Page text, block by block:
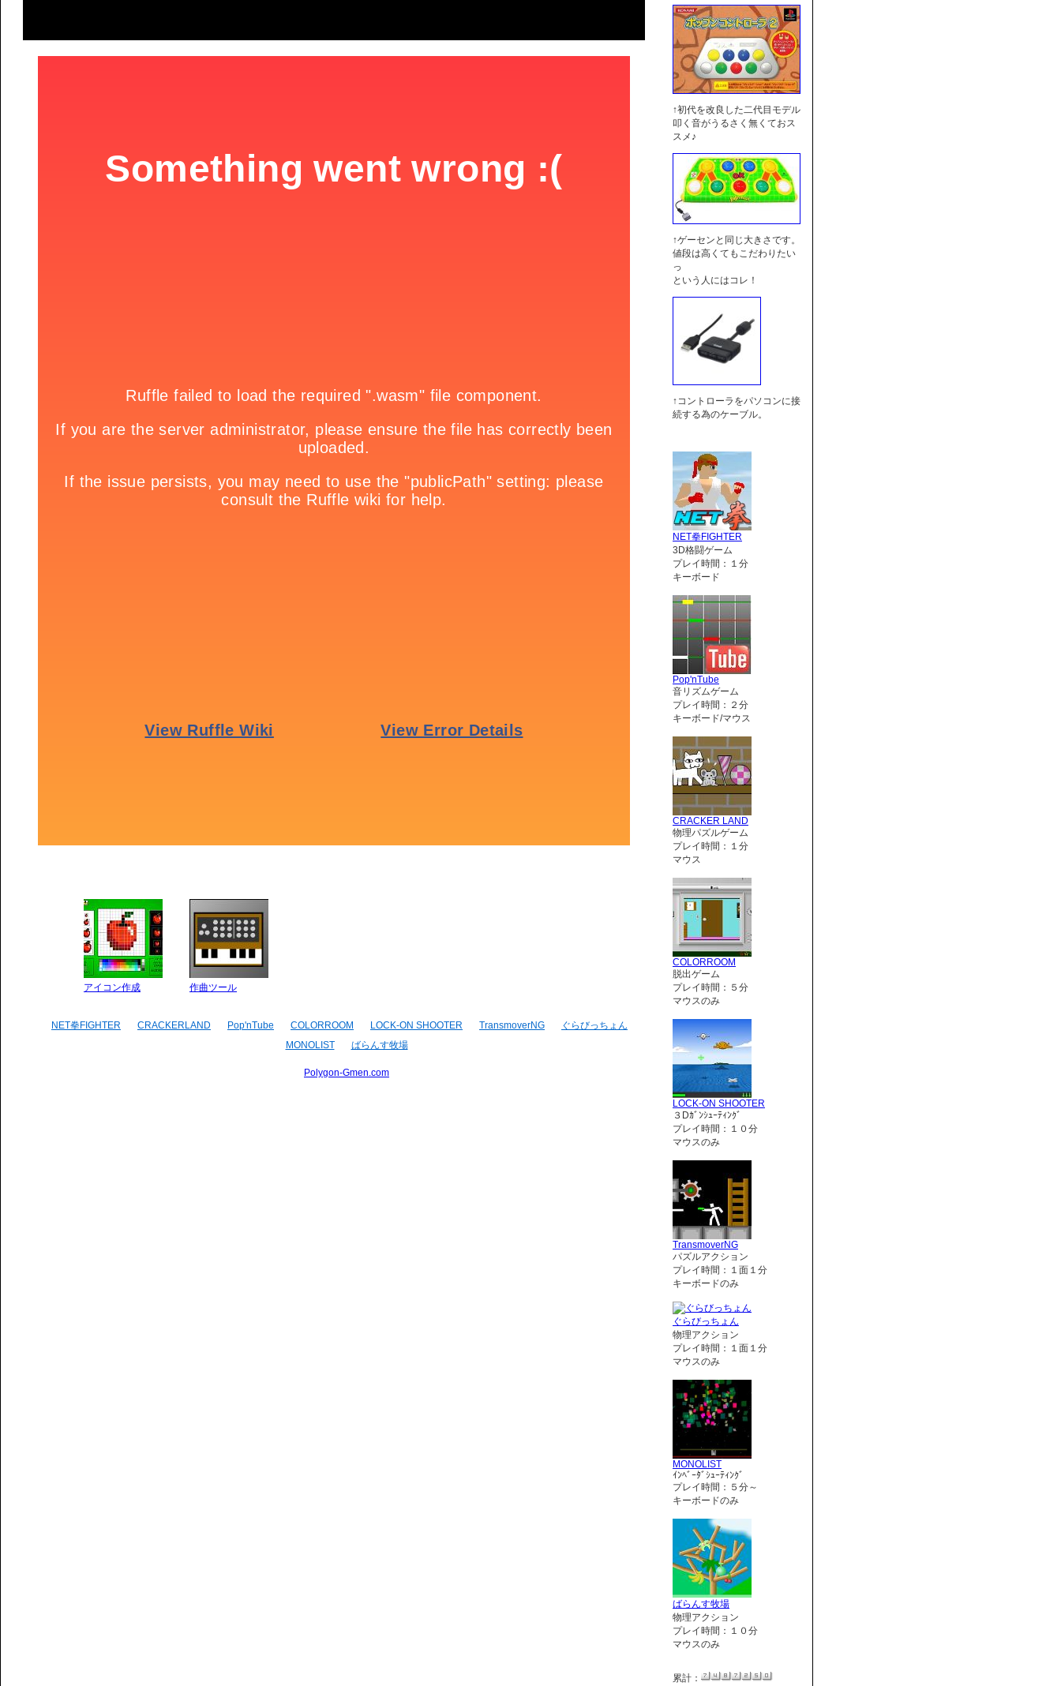
アイコン作成 作曲ツール
NET拳FIGHTER CRACKERLAND Pop'nTube COLORROOM LOCK-ON SHOOTER TransmoverNG
ぐらびっちょん
MONOLIST
ばらんす牧場
Polygon-Gmen.com
↑初代を改良した二代目モデル
叩く音がうるさく無くておス
スメ♪
↑ゲーセンと同じ大きさです。
値段は高くてもこだわりたい
っ
という人にはコレ！
↑コントローラをパソコンに接
続する為のケーブル。
NET拳FIGHTER
3D格闘ゲーム
プレイ時間：１分
キーボード
Pop'nTube
音リズムゲーム
プレイ時間：２分
キーボード/マウス
CRACKER LAND
物理パズルゲーム
プレイ時間：１分
マウス
COLORROOM
脱出ゲーム
プレイ時間：５分
マウスのみ
LOCK-ON SHOOTER
３Dｶﾞﾝｼｭｰﾃｨﾝｸﾞ
プレイ時間：１０分
マウスのみ
TransmoverNG
パズルアクション
プレイ時間：１面１分
キーボードのみ
ぐらびっちょん
物理アクション
プレイ時間：１面１分
マウスのみ
MONOLIST
ｲﾝﾍﾞｰﾀﾞｼｭｰﾃｨﾝｸﾞ
プレイ時間：５分～
キーボードのみ
ばらんす牧場
物理アクション
プレイ時間：１０分
マウスのみ
累計：